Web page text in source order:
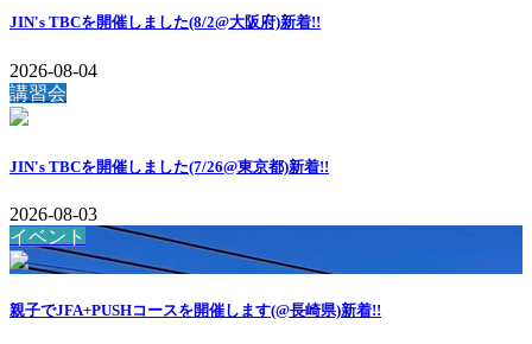
JIN's TBCを開催しました(8/2@大阪府)新着!!
2026-08-04
講習会
JIN's TBCを開催しました(7/26@東京都)新着!!
2026-08-03
イベント
親子でJFA+PUSHコースを開催します(@長崎県)新着!!